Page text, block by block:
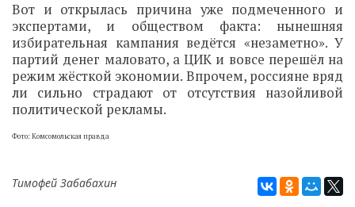
Вот и открылась причина уже подмеченного и
экспертами, и обществом факта: нынешняя
избирательная кампания ведётся «незаметно». У
партий денег маловато, а ЦИК и вовсе перешёл на
режим жёсткой экономии. Впрочем, россияне вряд
ли сильно страдают от отсутствия назойливой
политической рекламы.
Фото: Комсомольская правда
Тимофей Забабахин